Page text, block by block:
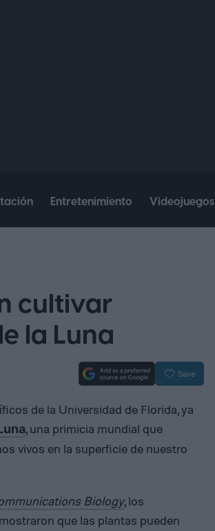
Entretenimiento Videojuegos
cultivar
la Luna
Save
de la Universidad de Florida, ya
, una primicia mundial que
vivos en la superficie de nuestro
Biology, los
que las plantas pueden